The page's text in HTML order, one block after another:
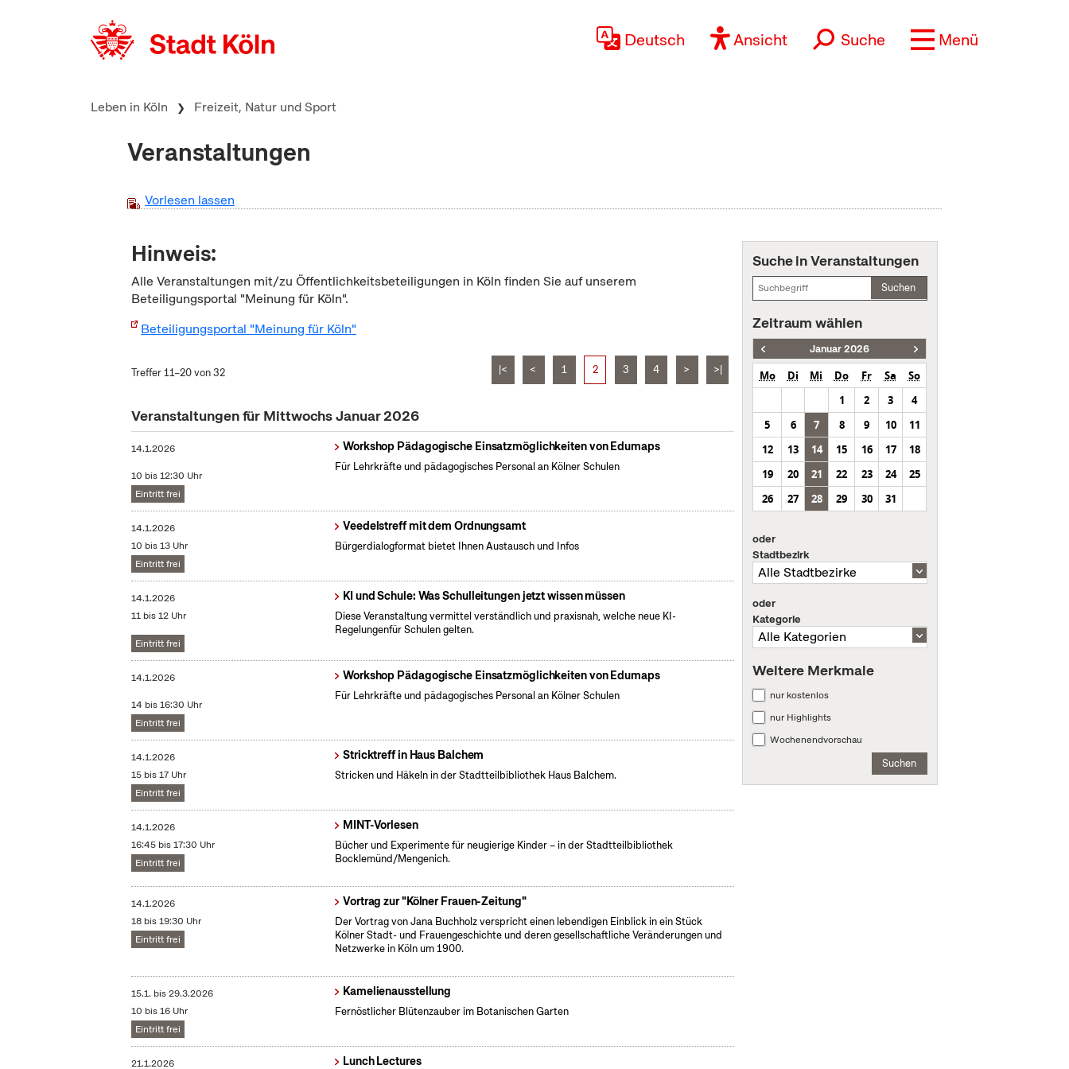
Deutsch Ansicht Suche Menü
Leben in Köln Freizeit, Natur und Sport
Veranstaltungen
Vorlesen lassen
Hinweis:
Alle Veranstaltungen mit/zu Öffentlichkeitsbeteiligungen in Köln finden Sie auf unserem
Beteiligungsportal "Meinung für Köln".
Beteiligungsportal "Meinung für Köln"
Treffer 11–20 von 32 |< < 1 2 3 4 > >|
Veranstaltungen für Mittwochs Januar 2026
14.1.2026
10 bis 12:30 Uhr
Eintritt frei
Workshop Pädagogische Einsatzmöglichkeiten von Edumaps
Für Lehrkräfte und pädagogisches Personal an Kölner Schulen
14.1.2026
10 bis 13 Uhr
Eintritt frei
Veedelstreff mit dem Ordnungsamt
Bürgerdialogformat bietet Ihnen Austausch und Infos
14.1.2026
11 bis 12 Uhr
Eintritt frei
KI und Schule: Was Schulleitungen jetzt wissen müssen
Diese Veranstaltung vermittel verständlich und praxisnah, welche neue KI-
Regelungenfür Schulen gelten.
14.1.2026
14 bis 16:30 Uhr
Eintritt frei
Workshop Pädagogische Einsatzmöglichkeiten von Edumaps
Für Lehrkräfte und pädagogisches Personal an Kölner Schulen
14.1.2026
15 bis 17 Uhr
Eintritt frei
Stricktreff in Haus Balchem
Stricken und Häkeln in der Stadtteilbibliothek Haus Balchem.
14.1.2026
16:45 bis 17:30 Uhr
Eintritt frei
MINT-Vorlesen
Bücher und Experimente für neugierige Kinder – in der Stadtteilbibliothek
Bocklemünd/Mengenich.
14.1.2026
18 bis 19:30 Uhr
Eintritt frei
Vortrag zur "Kölner Frauen-Zeitung"
Der Vortrag von Jana Buchholz verspricht einen lebendigen Einblick in ein Stück
Kölner Stadt- und Frauengeschichte und deren gesellschaftliche Veränderungen und
Netzwerke in Köln um 1900.
15.1. bis29.3.2026
10 bis 16 Uhr
Eintritt frei
Kamelienausstellung
Fernöstlicher Blütenzauber im Botanischen Garten
21.1.2026
Lunch Lectures
Suche in Veranstaltungen
Suchen
Zeitraum wählen
Januar 2026
Mo Di Mi Do Fr Sa
So
1
2 3
4
5
6 7 8 9 10
11
12
13 14 15 16 17
18
19
20 21 22 23 24
25
26
27 28 29 30 31
oder
Stadtbezirk
oder
Kategorie
Weitere Merkmale
nur kostenlos
nur Highlights
Wochenendvorschau
Suchen